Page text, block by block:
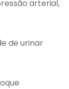
arterial,
de urinar